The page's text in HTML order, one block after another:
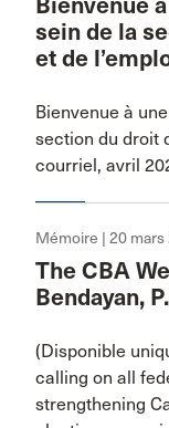
sein de la
et de
Bienvenue à
section du droit
courriel, avril
Mémoire | 20 mars
The CBA
Bendayan,
(Disponible
calling on all
strengthening